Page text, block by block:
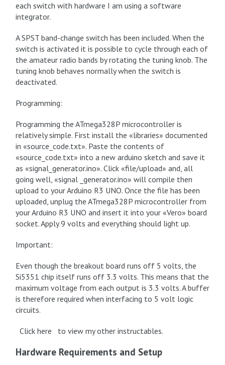
each switch with hardware I am using a software
integrator.
A SPST band-change switch has been included. When the
switch is activated it is possible to cycle through each of
the amateur radio bands by rotating the tuning knob. The
tuning knob behaves normally when the switch is
deactivated.
Programming:
Programming the ATmega328P microcontroller is
relatively simple. First install the «libraries» documented
in «source_code.txt». Paste the contents of
«source_code.txt» into a new arduino sketch and save it
as «signal_generator.ino». Click «file/upload» and, all
going well, «signal _generator.ino» will compile then
upload to your Arduino R3 UNO. Once the file has been
uploaded, unplug the ATmega328P microcontroller from
your Arduino R3 UNO and insert it into your «Vero» board
socket. Apply 9 volts and everything should light up.
Important:
Even though the breakout board runs off 5 volts, the
Si5351 chip itself runs off 3.3 volts. This means that the
maximum voltage from each output is 3.3 volts. A buffer
is therefore required when interfacing to 5 volt logic
circuits.
Click here to view my other instructables.
Hardware Requirements and Setup